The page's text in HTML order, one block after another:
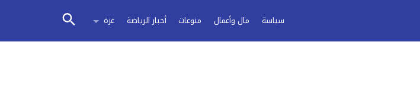
سياسة مال وأعمال منوعات أخبار الرياضة غزة